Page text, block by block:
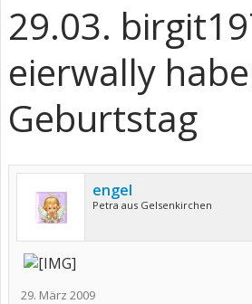
29.03.
eierwally
Geburtstag
engel
Petra aus Gelsenkirchen
29. März 2009